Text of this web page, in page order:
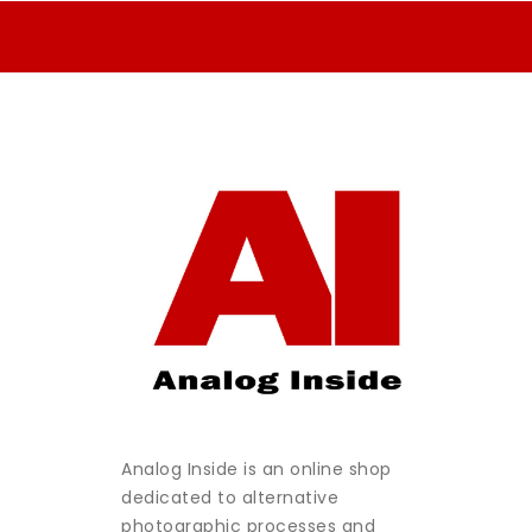
Analog Inside is an online shop
dedicated to alternative
photographic processes and